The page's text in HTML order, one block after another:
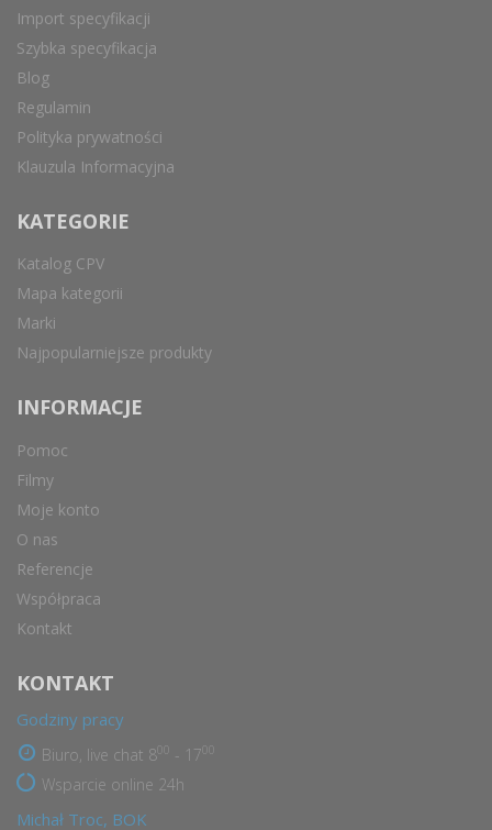
Import specyfikacji
Szybka specyfikacja
Blog
Regulamin
Polityka prywatności
Klauzula Informacyjna
KATEGORIE
Katalog CPV
Mapa kategorii
Marki
Najpopularniejsze produkty
INFORMACJE
Pomoc
Filmy
Moje konto
O nas
Referencje
Współpraca
Kontakt
KONTAKT
Godziny pracy
Biuro, live chat 8 - 17
Wsparcie online 24h
Michał Troc, BOK